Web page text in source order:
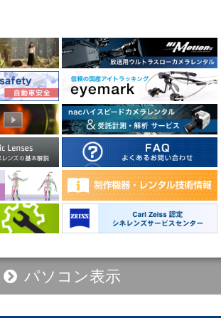
パソコン表示